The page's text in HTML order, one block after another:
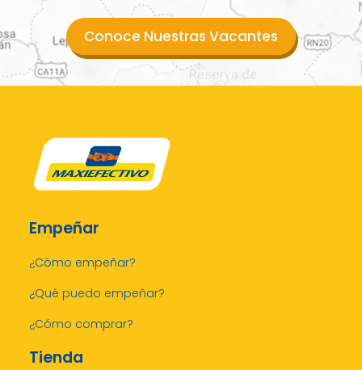
Conoce Nuestras Vacantes
Empeñar
¿Cómo empeñar?
¿Qué puedo empeñar?
¿Cómo comprar?
Tienda